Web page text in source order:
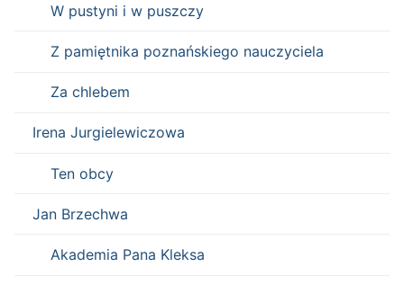
W pustyni i w puszczy
Z pamiętnika poznańskiego nauczyciela
Za chlebem
Irena Jurgielewiczowa
Ten obcy
Jan Brzechwa
Akademia Pana Kleksa